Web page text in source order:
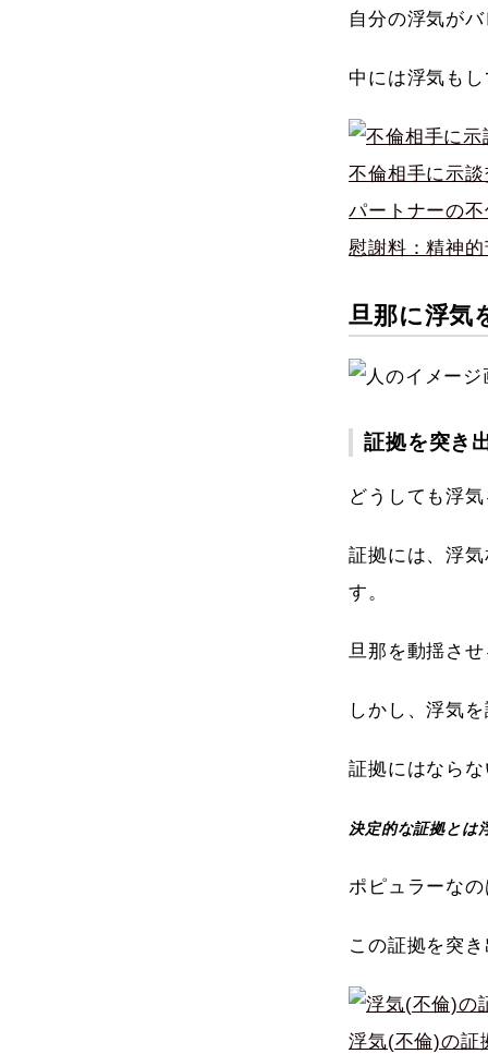
自分の浮気が
中には浮気も
不倫相手に示
パートナーの
慰謝料：精神
旦那に浮気
証拠を突き
どうしても浮
証拠には、浮
す。
旦那を動揺さ
しかし、浮気
証拠にはなら
決定的な証拠とは
ポピュラーな
この証拠を突
浮気(不倫)の証